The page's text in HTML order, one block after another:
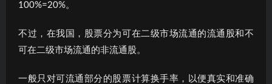
100%=20%。
不过，在我国，股票分为可在二级市场流通的流通股和不
可在二级市场流通的非流通股。
一般只对可流通部分的股票计算换手率，以便真实和准确